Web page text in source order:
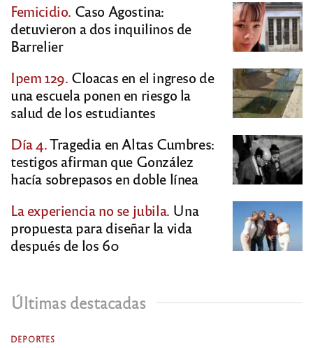
Femicidio. Caso Agostina:
detuvieron a dos inquilinos de
Barrelier
Ipem 129. Cloacas en el ingreso de
una escuela ponen en riesgo la
salud de los estudiantes
Día 4.Tragedia en Altas Cumbres:
testigos afirman que González
hacía sobrepasos en doble línea
La experiencia no se jubila. Una
propuesta para diseñar la vida
después de los 60
Últimas destacadas
DEPORTES